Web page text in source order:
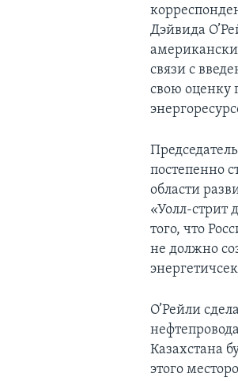
Дэйвида
связи с
свою оценку
постепенно
области
«Уолл-стрит
того, что
не должно
О’Рейли
Казахстана
этого